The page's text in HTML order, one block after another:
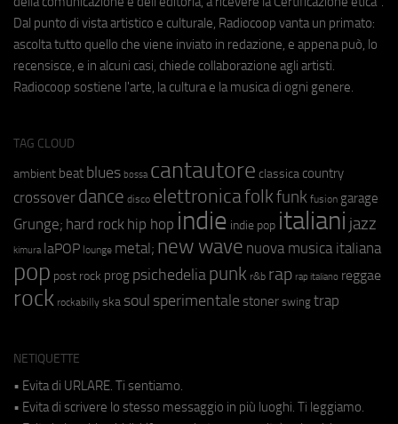
Dal punto di vista artistico e culturale, Radiocoop vanta un primato:
ascolta tutto quello che viene inviato in redazione, e appena può, lo
recensisce, e in alcuni casi, chiede collaborazione agli artisti.
Radiocoop sostiene l'arte, la cultura e la musica di ogni genere.
TAG CLOUD
ambient beat blues bossa cantautore classica country
crossover dance disco elettronicafolkfunk fusion garage
Grunge; hard rock hip hop indie indie pop italiani jazz
kimura laPOP lounge metal; new wave nuova musica italiana
pop post rock prog psichedeliapunk r&b rap rap italiano reggae
rock rockabilly ska soul sperimentale stoner swing trap
NETIQUETTE
• Evita di URLARE. Ti sentiamo.
• Evita di scrivere lo stesso messaggio in più luoghi. Ti leggiamo.